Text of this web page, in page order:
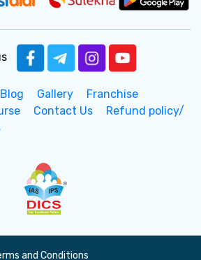
Gallery
Franchise
Contact Us
Refund policy/
and Conditions